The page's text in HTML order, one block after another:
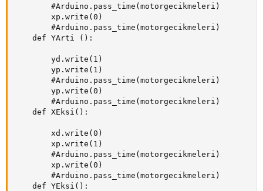
        #Arduino.pass_time(motorgecikmeleri)
        xp.write(0)
        #Arduino.pass_time(motorgecikmeleri)
    def YArti ():
        yd.write(1)
        yp.write(1)
        #Arduino.pass_time(motorgecikmeleri)
        yp.write(0)
        #Arduino.pass_time(motorgecikmeleri)
    def XEksi():
        xd.write(0)
        xp.write(1)
        #Arduino.pass_time(motorgecikmeleri)
        xp.write(0)
        #Arduino.pass_time(motorgecikmeleri)
    def YEksi():